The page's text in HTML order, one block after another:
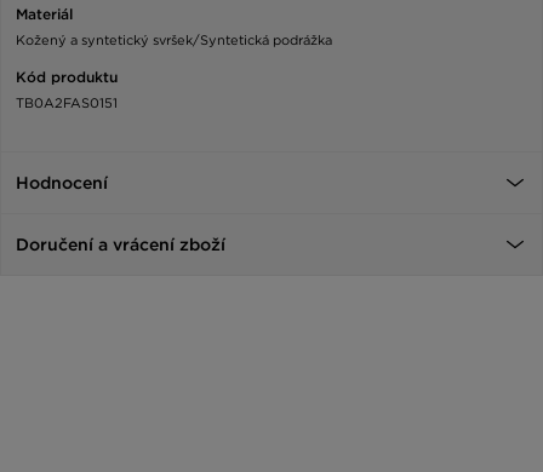
Materiál
Kožený a syntetický svršek/Syntetická podrážka
Kód produktu
TB0A2FAS0151
Hodnocení
Doručení a vrácení zboží